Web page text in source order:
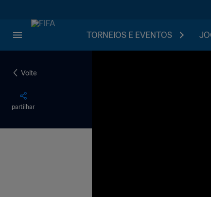
TORNEIOS E EVENTOS
Volte
partilhar